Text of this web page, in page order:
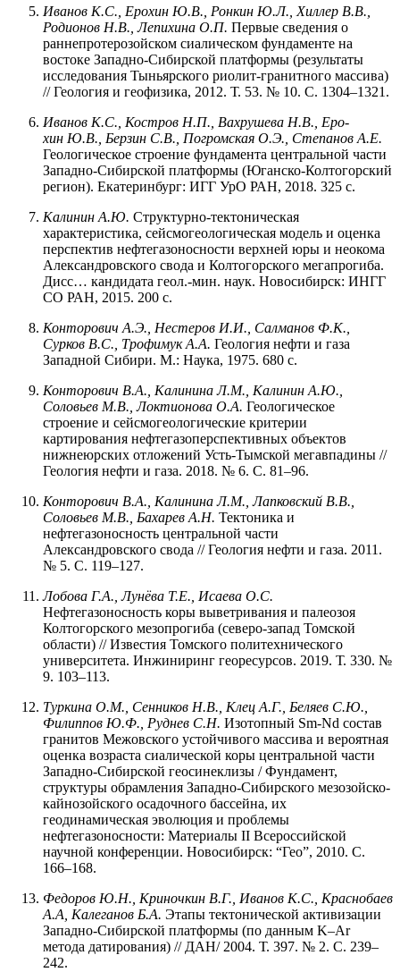
Иванов К.С., Ерохин Ю.В., Ронкин Ю.Л., Хиллер В.В.,
Родионов Н.В., Лепихина О.П. Первые сведения о
раннепротерозойском сиалическом фундаменте на
востоке Западно-Сибирской платформы (результаты
исследования Тыньярского риолит-гранитного массива)
// Геология и геофизика, 2012. Т. 53. № 10. С. 1304–1321.
Иванов К.С., Костров Н.П., Вахрушева Н.В., Еро-
хин Ю.В., Берзин С.В., Погромская О.Э., Степанов А.Е.
Геологическое строение фундамента центральной части
Западно-Сибирской платформы (Юганско-Колтогорский
регион). Екатеринбург: ИГГ УрО РАН, 2018. 325 с.
Калинин А.Ю. Структурно-тектоническая
характеристика, сейсмогеологическая модель и оценка
перспектив нефтегазоносности верхней юры и неокома
Александровского свода и Колтогорского мегапрогиба.
Дисс… кандидата геол.-мин. наук. Новосибирск: ИНГГ
СО РАН, 2015. 200 с.
Конторович А.Э., Нестеров И.И., Салманов Ф.К.,
Сурков В.С., Трофимук А.А. Геология нефти и газа
Западной Сибири. М.: Наука, 1975. 680 с.
Конторович В.А., Калинина Л.М., Калинин А.Ю.,
Соловьев М.В., Локтионова О.А. Геологическое
строение и сейсмогеологические критерии
картирования нефтегазоперспективных объектов
нижнеюрских отложений Усть-Тымской мегавпадины //
Геология нефти и газа. 2018. № 6. С. 81–96.
Конторович В.А., Калинина Л.М., Лапковский В.В.,
Соловьев М.В., Бахарев А.Н. Тектоника и
нефтегазоносность центральной части
Александровского свода // Геология нефти и газа. 2011.
№ 5. С. 119–127.
Лобова Г.А., Лунёва Т.Е., Исаева О.С.
Нефтегазоносность коры выветривания и палеозоя
Колтогорского мезопрогиба (северо-запад Томской
области) // Известия Томского политехнического
университета. Инжиниринг георесурсов. 2019. Т. 330. №
9. 103–113.
Туркина О.М., Сенников Н.В., Клец А.Г., Беляев С.Ю.,
Филиппов Ю.Ф., Руднев С.Н. Изотопный Sm-Nd состав
гранитов Межовского устойчивого массива и вероятная
оценка возраста сиалической коры центральной части
Западно-Сибирской геосинеклизы / Фундамент,
структуры обрамления Западно-Сибирского мезозойско-
кайнозойского осадочного бассейна, их
геодинамическая эволюция и проблемы
нефтегазоносности: Материалы II Всероссийской
научной конференции. Новосибирск: “Гео”, 2010. С.
166–168.
Федоров Ю.Н., Криночкин В.Г., Иванов К.С., Краснобаев
А.А, Калеганов Б.А. Этапы тектонической активизации
Западно-Сибирской платформы (по данным K–Ar
метода датирования) // ДАН/ 2004. Т. 397. № 2. С. 239–
242.